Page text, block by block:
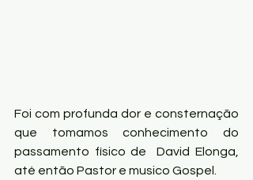
Foi com profunda dor e consternação
que tomamos conhecimento do
passamento físico de  David Elonga,
até então Pastor e musico Gospel.